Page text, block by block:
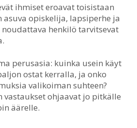
ihmiset eroavat toisistaan
asuva opiskelija, lapsiperhe ja
henkilö tarvitsevat
perusasia: kuinka usein käyt
ostat kerralla, ja onko
valikoiman suhteen?
vastaukset ohjaavat jo pitkälle
äärelle.